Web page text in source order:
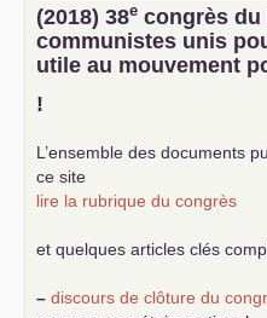
(2018) 38e congrès du
communistes unis
utile au mouvement
!
L’ensemble des documents
ce site
lire la rubrique du congrès
et quelques articles clés
– discours de clôture du